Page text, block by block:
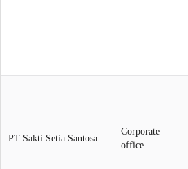
PT Sakti Setia Santosa
Corporate
office